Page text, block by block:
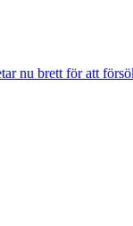
nu brett för att